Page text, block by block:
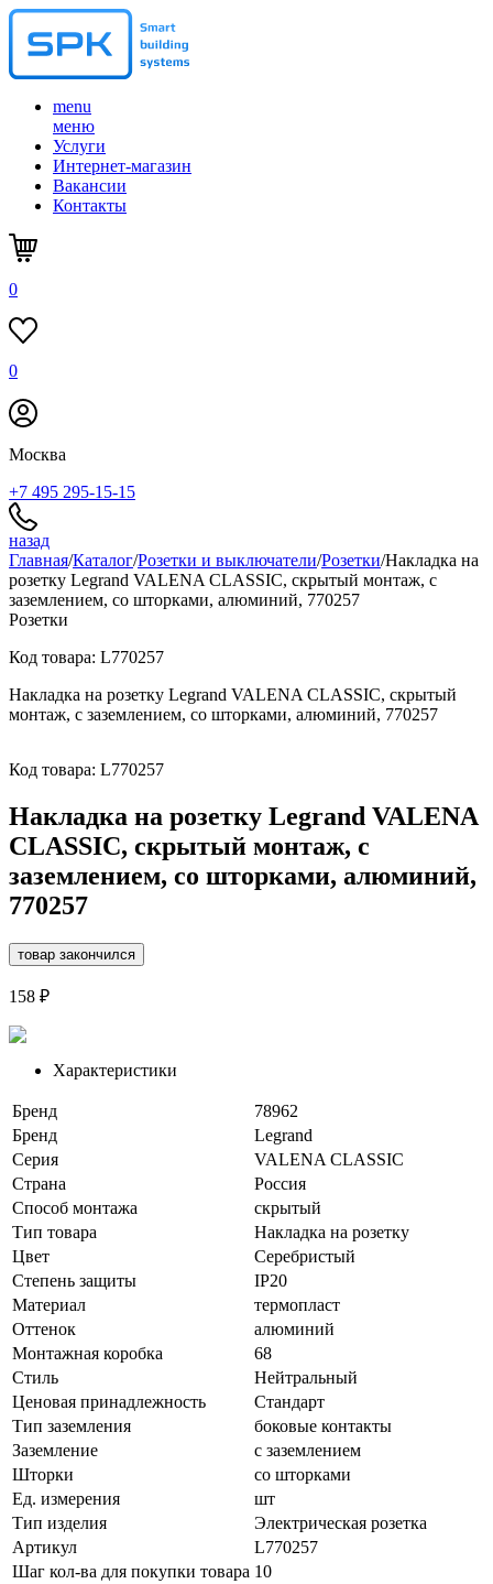
menu
меню
Услуги
Интернет-магазин
Вакансии
Контакты
0
0
Москва
+7 495 295-15-15
назад
Главная/Каталог/Розетки и выключатели/Розетки/Накладка на
розетку Legrand VALENA CLASSIC, скрытый монтаж, с
заземлением, со шторками, алюминий, 770257
Розетки
Код товара: L770257
Накладка на розетку Legrand VALENA CLASSIC, скрытый
монтаж, с заземлением, со шторками, алюминий, 770257
Код товара: L770257
Накладка на розетку Legrand VALENA
CLASSIC, скрытый монтаж, с
заземлением, со шторками, алюминий,
770257
товар закончился
158 ₽
Характеристики
Бренд
78962
Бренд
Legrand
Серия
VALENA CLASSIC
Страна
Россия
Способ монтажа
скрытый
Тип товара
Накладка на розетку
Цвет
Серебристый
Степень защиты
IP20
Материал
термопласт
Оттенок
алюминий
Монтажная коробка
68
Стиль
Нейтральный
Ценовая принадлежность
Стандарт
Тип заземления
боковые контакты
Заземление
с заземлением
Шторки
со шторками
Ед. измерения
шт
Тип изделия
Электрическая розетка
Артикул
L770257
Шаг кол-ва для покупки товара 10